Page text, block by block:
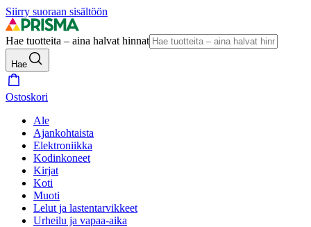
Siirry suoraan sisältöön
Hae tuotteita – aina halvat hinnat
Hae
Ostoskori
Ale
Ajankohtaista
Elektroniikka
Kodinkoneet
Kirjat
Koti
Muoti
Lelut ja lastentarvikkeet
Urheilu ja vapaa-aika